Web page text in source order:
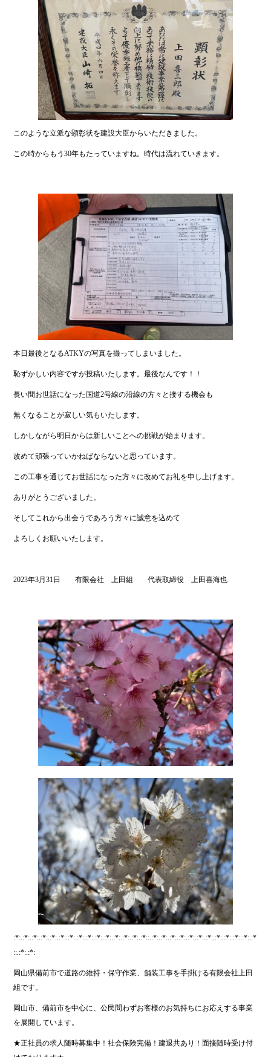
このような立派な顕彰状を建設大臣からいただきました。
この時からもう30年もたっていますね。時代は流れていきます。
本日最後となるATKYの写真を撮ってしまいました。
恥ずかしい内容ですが投稿いたします。最後なんです！！
長い間お世話になった国道2号線の沿線の方々と接する機会も
無くなることが寂しい気もいたします。
しかしながら明日からは新しいことへの挑戦が始まります。
改めて頑張っていかねばならないと思っています。
この工事を通じてお世話になった方々に改めてお礼を申し上げます。
ありがとうございました。
そしてこれから出会うであろう方々に誠意を込めて
よろしくお願いいたします。
2023年3月31日 有限会社 上田組 代表取締役 上田喜海也
:*:.:*:.:*:.:*:.:*:.:*:.:*:.:*:.:*:.:*:.:*:.:*:.:*:.:*:.:*::.:*:.:*:.:*:.:*:.:*:.:*:.:*:.:*:.:*:.:*:.:*:.:*
::.:*:.:*:
岡山県備前市で道路の維持・保守作業、舗装工事を手掛ける有限会社上田
組です。
岡山市、備前市を中心に、公民問わずお客様のお気持ちにお応えする事業
を展開しています。
★正社員の求人随時募集中！社会保険完備！建退共あり！面接随時受け付